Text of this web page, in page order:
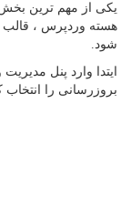
یکی از مهم ترین
هسته وردپرس ، قالب
شود.
بروزرسانی را انتخاب